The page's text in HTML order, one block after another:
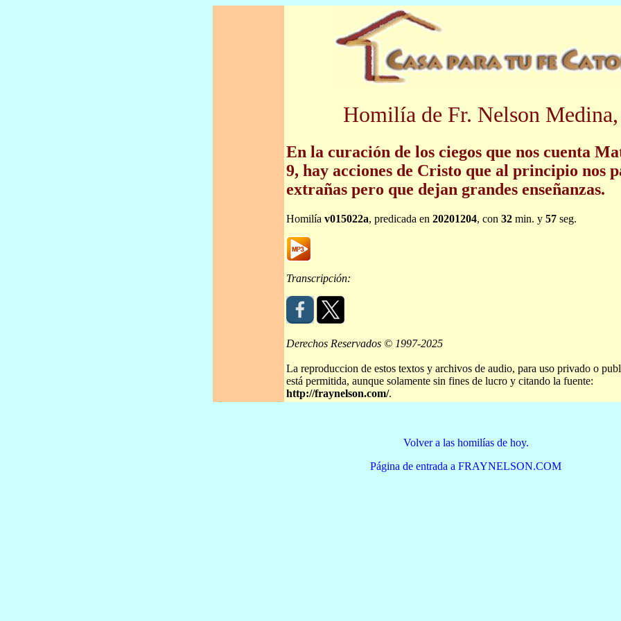
Homilía de Fr. Nelson Medina,
En la curación de los ciegos que nos cuenta
9, hay acciones de Cristo que al principio nos
extrañas pero que dejan grandes enseñanzas.
Homilía v015022a, predicada en 20201204, con 32 min. y 57 seg.
Transcripción:
Derechos Reservados © 1997-2025
La reproduccion de estos textos y archivos de audio, para uso privado o
está permitida, aunque solamente sin fines de lucro y citando la fuente:
http://fraynelson.com/.
Volver a las homilías de hoy.
Página de entrada a FRAYNELSON.COM